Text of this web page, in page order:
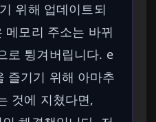
위해 업데이트되
메모리 주소는 바뀌
로 튕겨버립니다. e
즐기기 위해 아마추
것에 지쳤다면,